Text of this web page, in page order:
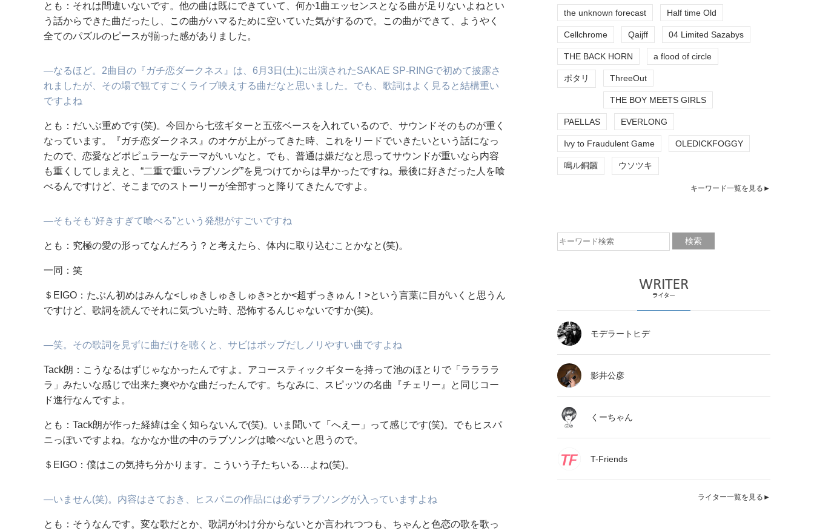
とも：それは間違いないです。他の曲は既にできていて、何か1曲エッセンスとなる曲が足りないよねとい
う話からできた曲だったし、この曲がハマるために空いていた気がするので。この曲ができて、ようやく
全てのパズルのピースが揃った感がありました。
―なるほど。2曲目の『ガチ恋ダークネス』は、6月3日(土)に出演されたSAKAE SP-RINGで初めて披露さ
れましたが、その場で観てすごくライブ映えする曲だなと思いました。でも、歌詞はよく見ると結構重い
ですよね
とも：だいぶ重めです(笑)。今回から七弦ギターと五弦ベースを入れているので、サウンドそのものが重く
なっています。『ガチ恋ダークネス』のオケが上がってきた時、これをリードでいきたいという話になっ
たので、恋愛などポピュラーなテーマがいいなと。でも、普通は嫌だなと思ってサウンドが重いなら内容
も重くしてしまえと、“二重で重いラブソング”を見つけてからは早かったですね。最後に好きだった人を喰
べるんですけど、そこまでのストーリーが全部すっと降りてきたんですよ。
―そもそも“好きすぎて喰べる”という発想がすごいですね
とも：究極の愛の形ってなんだろう？と考えたら、体内に取り込むことかなと(笑)。
一同：笑
＄EIGO：たぶん初めはみんな<しゅきしゅきしゅき>とか<超ずっきゅん！>という言葉に目がいくと思うん
ですけど、歌詞を読んでそれに気づいた時、恐怖するんじゃないですか(笑)。
―笑。その歌詞を見ずに曲だけを聴くと、サビはポップだしノリやすい曲ですよね
Tack朗：こうなるはずじゃなかったんですよ。アコースティックギターを持って池のほとりで「ララララ
ラ」みたいな感じで出来た爽やかな曲だったんです。ちなみに、スピッツの名曲『チェリー』と同じコー
ド進行なんですよ。
とも：Tack朗が作った経緯は全く知らないんで(笑)。いま聞いて「へえー」って感じです(笑)。でもヒスパ
ニっぽいですよね。なかなか世の中のラブソングは喰べないと思うので。
＄EIGO：僕はこの気持ち分かります。こういう子たちいる…よね(笑)。
―いません(笑)。内容はさておき、ヒスパニの作品には必ずラブソングが入っていますよね
とも：そうなんです。変な歌だとか、歌詞がわけ分からないとか言われつつも、ちゃんと色恋の歌を歌っ
the unknown forecast Half time Old
Cellchrome Qaijff 04 Limited Sazabys
THE BACK HORN a flood of circle
ポタリ ThreeOut
THE BOY MEETS GIRLS
PAELLAS EVERLONG
Ivy to Fraudulent Game OLEDICKFOGGY
鳴ル銅鑼 ウソツキ
キーワード一覧を見る►
モデラートヒデ
影井公彦
くーちゃん
T-Friends
ライター一覧を見る►